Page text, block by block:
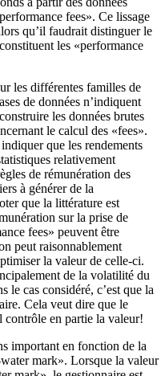
fees». Ce lissage
qu’il faudrait distinguer le
les «performance
les différentes familles de
de données n’indiquent
les données brutes
le calcul des «fees».
que les rendements
relativement
de rémunération des
à générer de la
que la littérature est
sur la prise de
fees» peuvent être
peut raisonnablement
la valeur de celle-ci.
de la volatilité du
le cas considéré, c’est que la
Cela veut dire que le
contrôle en partie la valeur!
important en fonction de la
mark». Lorsque la valeur